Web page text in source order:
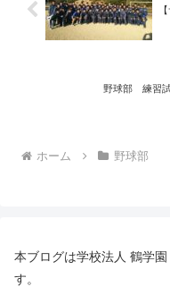
野球部 練習
ホーム 野球部
本ブログは学校法人 鶴学
す。